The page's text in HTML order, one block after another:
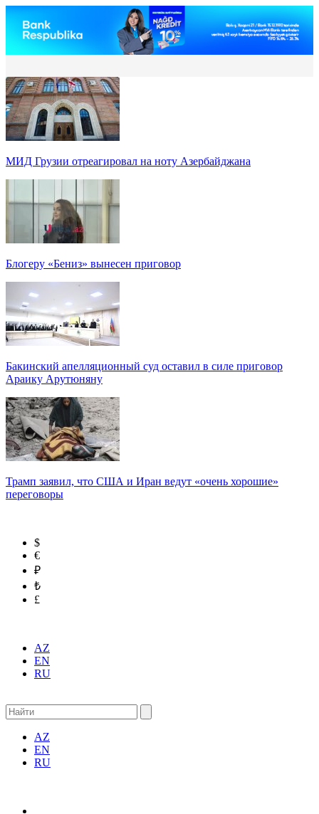
МИД Грузии отреагировал на ноту Азербайджана
Блогеру «Бениз» вынесен приговор
Бакинский апелляционный суд оставил в силе приговор
Араику Арутюняну
Трамп заявил, что США и Иран ведут «очень хорошие»
переговоры
$
€
₽
₺
£
AZ
EN
RU
AZ
EN
RU